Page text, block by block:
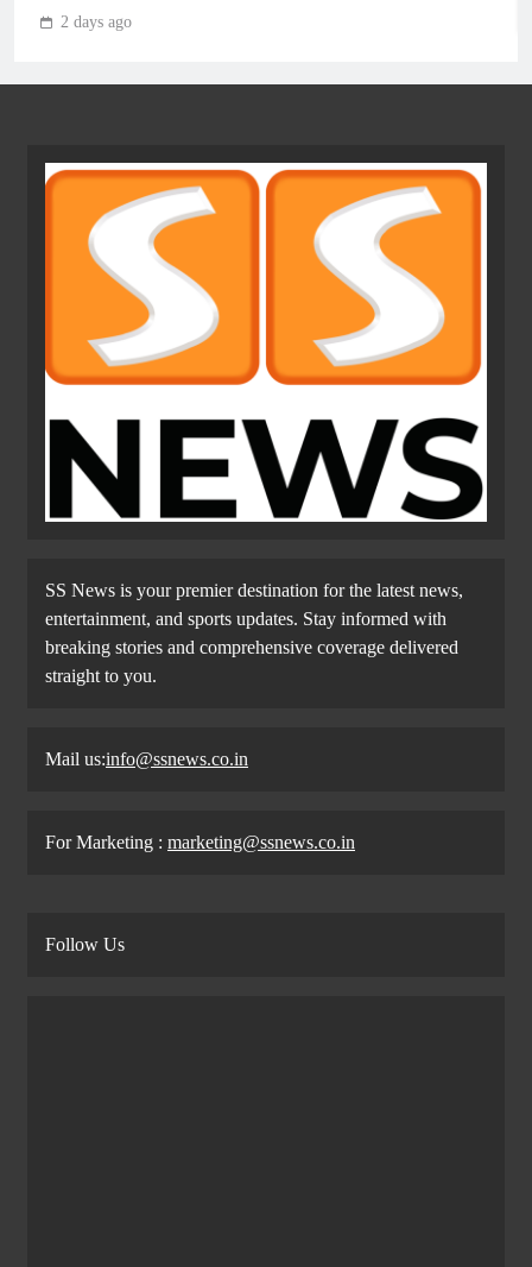
2 days ago
SS News is your premier destination for the latest news,
entertainment, and sports updates. Stay informed with
breaking stories and comprehensive coverage delivered
straight to you.
Mail us:info@ssnews.co.in
For Marketing : marketing@ssnews.co.in
Follow Us